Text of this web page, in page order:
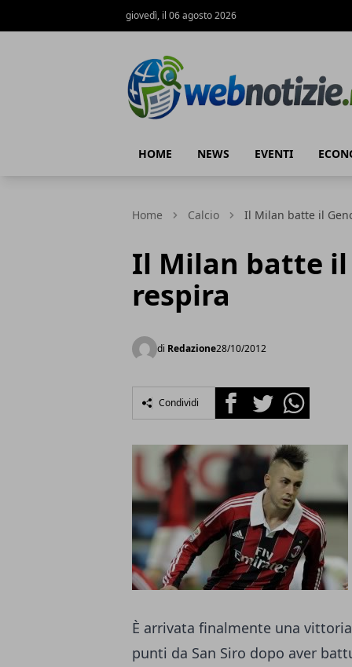
giovedì, il 06 agosto 2026
HOME NEWS EVENTI
Home Calcio Il Milan batte il
Il Milan batte il
respira
di Redazione28/10/2012
Condividi FacebookTwitterWhatsapp
È arrivata finalmente una
punti da San Siro dopo aver